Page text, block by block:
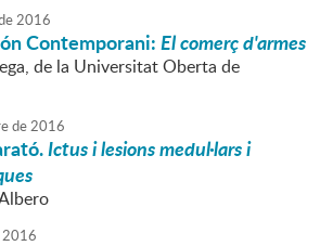
2016
Contemporani:El comerç d'armes
de la Universitat Oberta de
de2016
Ictus i lesions medul·lars i
2016